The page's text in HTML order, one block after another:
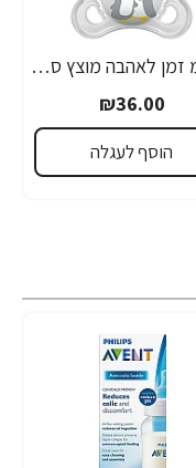
מאמ זמן לאהבה מוצץ סיליקון 0-6 אפור - 2 יחידות - מבית MAM
₪36.00
הוסף לעגלה